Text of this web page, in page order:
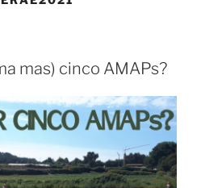
mas) cinco AMAPs?